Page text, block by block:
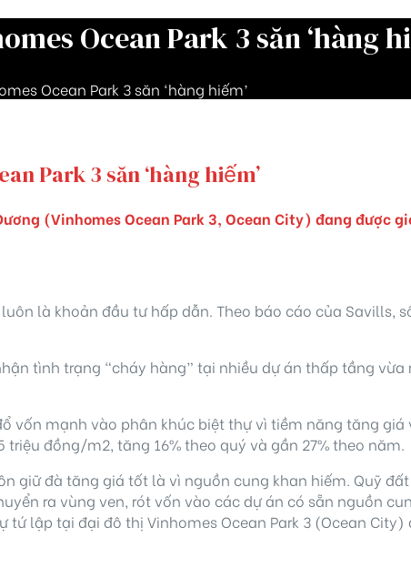
Ocean Park 3 săn ‘hàng
Ocean Park 3 săn ‘hàng hiếm’
Park 3 săn ‘hàng hiếm’
(Vinhomes Ocean Park 3, Ocean City) đang được
là khoản đầu tư hấp dẫn. Theo báo cáo của Savills,
tình trạng “cháy hàng” tại nhiều dự án thấp tầng
vốn mạnh vào phân khúc biệt thự vì tiềm năng tăng giá
đồng/m2, tăng 16% theo quý và gần 27% theo năm.
giữ đà tăng giá tốt là vì nguồn cung khan hiếm. Quỹ
ra vùng ven, rót vốn vào các dự án có sẵn nguồn
lập tại đại đô thị Vinhomes Ocean Park 3 (Ocean